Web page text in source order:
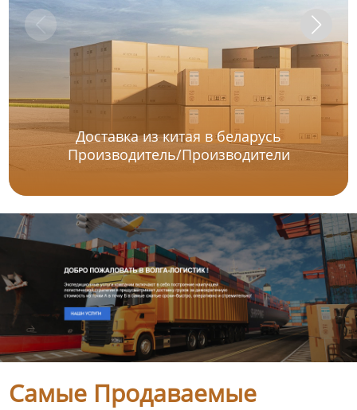
Доставка из китая в беларусь
Производитель/Производители
Самые Продаваемые